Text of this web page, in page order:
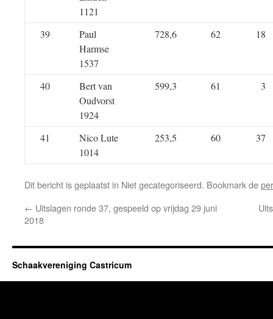
1121
39
Paul
Harmse
1537
728,6 62 18
40
Bert van
Oudvorst
1924
599,3 61 3
41
Nico Lute
1014
253,5 60 37
Dit bericht is geplaatst in Niet gecategoriseerd. Bookmark de
← Uitslagen ronde 37, gespeeld op vrijdag 29 juni
2018
Schaakvereniging Castricum